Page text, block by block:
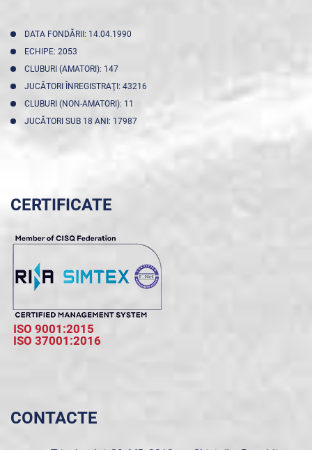
DATA FONDĂRII: 14.04.1990
ECHIPE: 2053
CLUBURI (AMATORI): 147
JUCĂTORI ÎNREGISTRAŢI: 43216
CLUBURI (NON-AMATORI): 11
JUCĂTORI SUB 18 ANI: 17987
CERTIFICATE
ISO 9001:2015
ISO 37001:2016
CONTACTE